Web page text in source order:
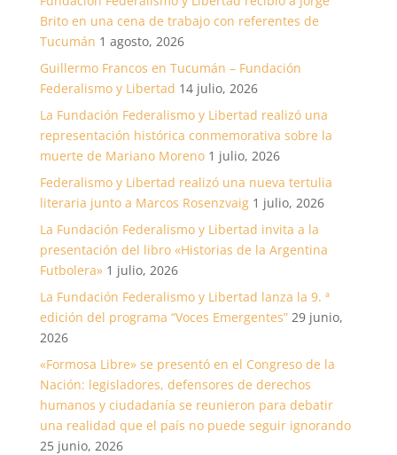
Brito en una cena de trabajo con referentes de
Tucumán 1 agosto, 2026
Guillermo Francos en Tucumán – Fundación
Federalismo y Libertad 14 julio, 2026
La Fundación Federalismo y Libertad realizó una
representación histórica conmemorativa sobre la
muerte de Mariano Moreno 1 julio, 2026
Federalismo y Libertad realizó una nueva tertulia
literaria junto a Marcos Rosenzvaig 1 julio, 2026
La Fundación Federalismo y Libertad invita a la
presentación del libro «Historias de la Argentina
Futbolera» 1 julio, 2026
La Fundación Federalismo y Libertad lanza la 9. ª
edición del programa “Voces Emergentes” 29 junio,
2026
«Formosa Libre» se presentó en el Congreso de la
Nación: legisladores, defensores de derechos
humanos y ciudadanía se reunieron para debatir
una realidad que el país no puede seguir ignorando
25 junio, 2026